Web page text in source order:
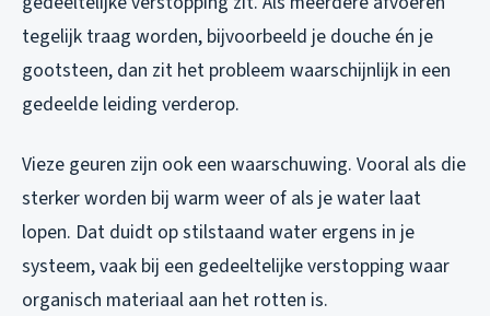
tegelijk traag worden, bijvoorbeeld je douche én je
gootsteen, dan zit het probleem waarschijnlijk in een
gedeelde leiding verderop.
Vieze geuren zijn ook een waarschuwing. Vooral als die
sterker worden bij warm weer of als je water laat
lopen. Dat duidt op stilstaand water ergens in je
systeem, vaak bij een gedeeltelijke verstopping waar
organisch materiaal aan het rotten is.